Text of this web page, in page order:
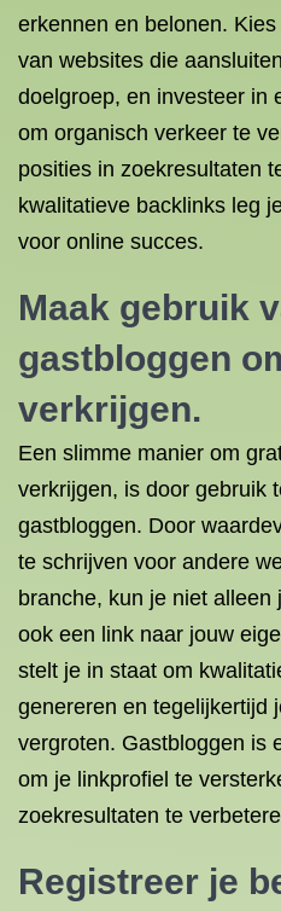
erkennen en belonen.
van websites die
doelgroep, en investeer in
om organisch verkeer te
posities in zoekresultaten
kwalitatieve backlinks leg
voor online succes.
Maak gebruik
gastbloggen
verkrijgen.
Een slimme manier om
verkrijgen, is door gebruik
gastbloggen. Door
te schrijven voor andere
branche, kun je niet
ook een link naar jouw
stelt je in staat om
genereren en tegelijkertijd
vergroten. Gastbloggen is
om je linkprofiel te
zoekresultaten te
Registreer je